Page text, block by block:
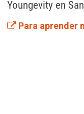
Youngevity en
Para aprender